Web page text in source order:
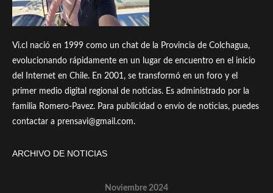
Vi.cl nació en 1999 como un chat de la Provincia de Colchagua,
evolucionando rápidamente en un lugar de encuentro en el inicio
del Internet en Chile. En 2001, se transformó en un foro y el
primer medio digital regional de noticias. Es administrado por la
familia Romero-Pavez. Para publicidad o envío de noticias, puedes
contactar a prensavi@gmail.com.
ARCHIVO DE NOTICIAS
Noviembre 2024